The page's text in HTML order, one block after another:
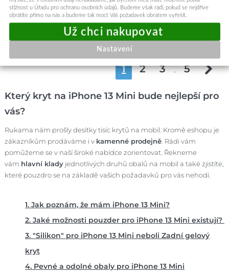
Okamžité odeslání
Přidat do košíku
Okamžité odeslání
Přidat do košíku
1 2 3 ... 5
Který kryt na iPhone 13 Mini bude nejlepší pro
vás?
Rukama nám prošly desítky tisíc krytů na mobil. Kromě eshopu je
zákazníkům prodáváme i v kamenné prodejně. Rádi vám
pomůžeme se v naší široké nabídce zorientovat. Řekneme
vám hlavní kladyjednotlivých druhů obalů na mobil a také zjistíte,
které pouzdro se na základě vašich požadavků pro vás nehodí.
1. Jak poznám, že mám iPhone 13 Mini?
2. Jaké možnosti pouzder pro iPhone 13 Mini existují?
3. "Silikon" pro iPhone 13 Mini neboli Zadní gelový
kryt
4. Pevné a odolné obaly pro iPhone 13 Mini
stížnost u Úřadu pro ochranu osobních údajů. Budeme však rádi, pokud se nejdříve
obrátíte přímo na nás a budeme tak moct Váš požadavek obratem vyřešit.
Nastavení